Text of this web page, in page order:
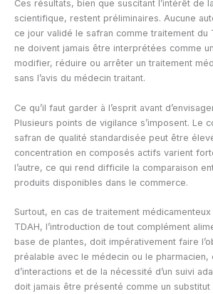
Ces résultats, bien que suscitant l’intérêt de
scientifique, restent préliminaires. Aucune
ce jour validé le safran comme traitement du
ne doivent jamais être interprétées comme
modifier, réduire ou arrêter un traitement
sans l’avis du médecin traitant.
Ce qu’il faut garder à l’esprit avant
Plusieurs points de vigilance s’imposent. Le
safran de qualité standardisée peut être
concentration en composés actifs varient
l’autre, ce qui rend difficile la comparaison
produits disponibles dans le commerce.
Surtout, en cas de traitement
TDAH, l’introduction de tout complément
base de plantes, doit impérativement faire
préalable avec le médecin ou le pharmacien,
d’interactions et de la nécessité d’un suivi
doit jamais être présenté comme un substitut